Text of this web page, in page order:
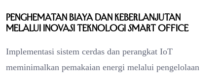
Penghematan Biaya dan Keberlanjutan
Melalui Inovasi Teknologi Smart Office
Implementasi sistem cerdas dan perangkat IoT
meminimalkan pemakaian energi melalui pengelolaan